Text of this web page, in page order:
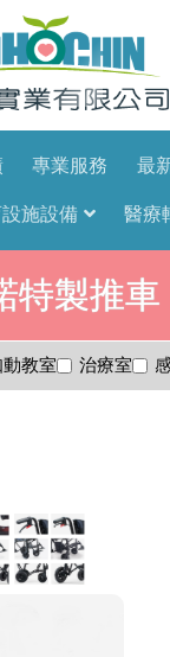
專業服務 最
施設備 醫療
特製推車
教室 治療室